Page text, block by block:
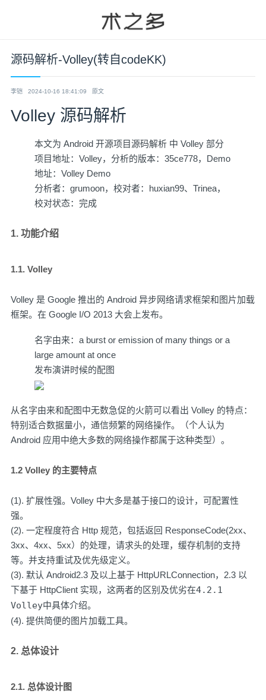
源码解析-Volley(转自codeKK)
李铠 2024-10-16 18:41:09 原文
Volley 源码解析
本文为 Android 开源项目源码解析 中 Volley 部分
项目地址： Volley，分析的版本： 35ce778，Demo
地址： Volley Demo
分析者： grumoon，校对者： huxian99、 Trinea，
校对状态：完成
1. 功能介绍
1.1. Volley
Volley 是 Google 推出的 Android 异步网络请求框架和图片加载
框架。在 Google I/O 2013 大会上发布。
名字由来：a burst or emission of many things or a
large amount at once
发布演讲时候的配图
从名字由来和配图中无数急促的火箭可以看出 Volley 的特点：
特别适合数据量小，通信频繁的网络操作。（个人认为
Android 应用中绝大多数的网络操作都属于这种类型）。
1.2 Volley 的主要特点
(1). 扩展性强。Volley 中大多是基于接口的设计，可配置性
强。
(2). 一定程度符合 Http 规范，包括返回 ResponseCode(2xx、
3xx、4xx、5xx）的处理，请求头的处理，缓存机制的支持
等。并支持重试及优先级定义。
(3). 默认 Android2.3 及以上基于 HttpURLConnection，2.3 以
下基于 HttpClient 实现，这两者的区别及优劣在4.2.1
Volley中具体介绍。
(4). 提供简便的图片加载工具。
2. 总体设计
2.1. 总体设计图